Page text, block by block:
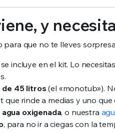
y
para que no te lleves
incluye en el kit. Lo
de 45 litros(el «monotub»).
que rinde a medias y uno
oxigenada, o nuestra
, para no ir a ciegas con la